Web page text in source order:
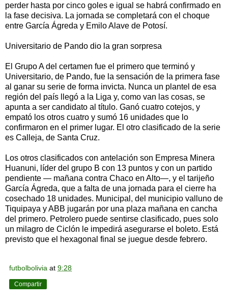
perder hasta por cinco goles e igual se habrá confirmado en
la fase decisiva. La jornada se completará con el choque
entre García Ágreda y Emilo Alave de Potosí.
Universitario de Pando dio la gran sorpresa
El Grupo A del certamen fue el primero que terminó y
Universitario, de Pando, fue la sensación de la primera fase
al ganar su serie de forma invicta. Nunca un plantel de esa
región del país llegó a la Liga y, como van las cosas, se
apunta a ser candidato al título. Ganó cuatro cotejos, y
empató los otros cuatro y sumó 16 unidades que lo
confirmaron en el primer lugar. El otro clasificado de la serie
es Calleja, de Santa Cruz.
Los otros clasificados con antelación son Empresa Minera
Huanuni, líder del grupo B con 13 puntos y con un partido
pendiente — mañana contra Chaco en Alto—, y el tarijeño
García Ágreda, que a falta de una jornada para el cierre ha
cosechado 18 unidades. Municipal, del municipio valluno de
Tiquipaya y ABB jugarán por una plaza mañana en cancha
del primero. Petrolero puede sentirse clasificado, pues solo
un milagro de Ciclón le impedirá asegurarse el boleto. Está
previsto que el hexagonal final se juegue desde febrero.
futbolbolivia at 9:28
Compartir